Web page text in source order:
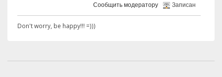
Сообщить модератору Записан
Don't worry, be happy!!! =)))